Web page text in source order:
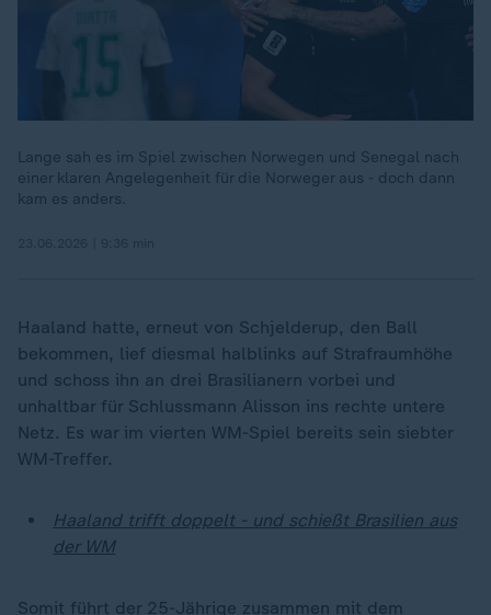
Lange sah es im Spiel zwischen Norwegen und Senegal nach
einer klaren Angelegenheit für die Norweger aus - doch dann
kam es anders.
Haaland hatte, erneut von Schjelderup, den Ball
bekommen, lief diesmal halblinks auf Strafraumhöhe
und schoss ihn an drei Brasilianern vorbei und
unhaltbar für Schlussmann Alisson ins rechte untere
Netz. Es war im vierten WM-Spiel bereits sein siebter
WM-Treffer.
Haaland trifft doppelt - und schießt Brasilien aus
der WM
Somit führt der 25-Jährige zusammen mit dem